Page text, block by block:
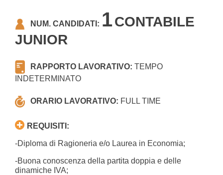
NUM. CANDIDATI: 1CONTABILE
JUNIOR
RAPPORTO LAVORATIVO: TEMPO
INDETERMINATO
ORARIO LAVORATIVO: FULL TIME
REQUISITI:
-Diploma di Ragioneria e/o Laurea in Economia;
-Buona conoscenza della partita doppia e delle
dinamiche IVA;